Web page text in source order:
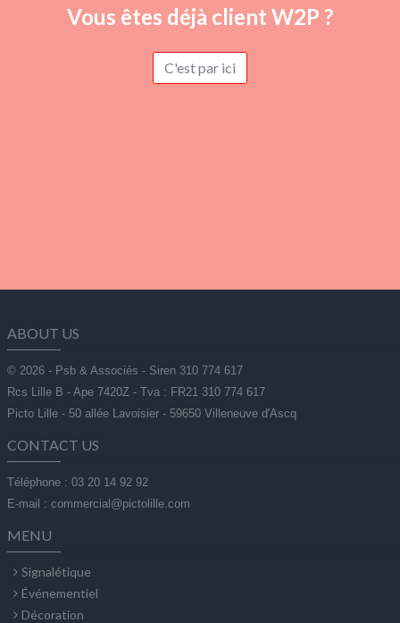
Vous êtes déjà client W2P ?
ABOUT US
© 2026 - Psb & Associés - Siren 310 774 617
Rcs Lille B - Ape 7420Z - Tva : FR21 310 774 617
Picto Lille - 50 allée Lavoisier - 59650 Villeneuve d'Ascq
CONTACT US
Téléphone : 03 20 14 92 92
E-mail : commercial@pictolille.com
MENU
Signalétique
Événementiel
Décoration